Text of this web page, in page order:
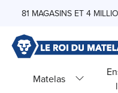
81 MAGASINS ET 4
Matelas